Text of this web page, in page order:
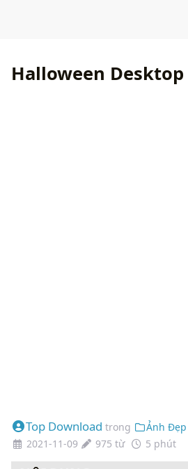
Halloween
Top Download trong
Ảnh Đẹp
2021-11-09
975 từ 5 phút